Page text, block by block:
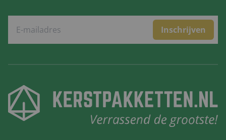
Inschrijven